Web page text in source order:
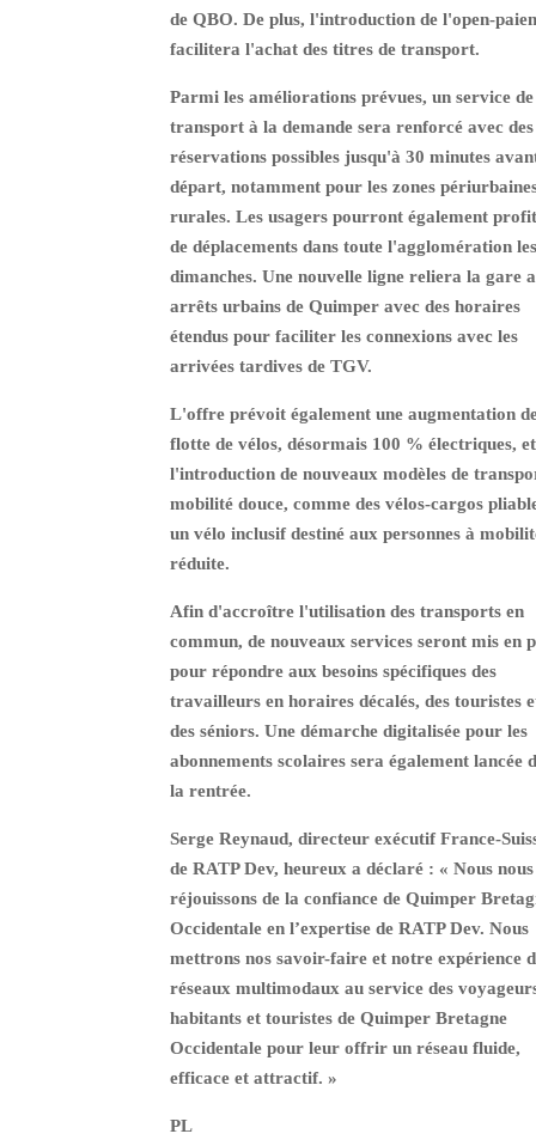
de QBO. De plus, l'introduction de l'open-
facilitera l'achat des titres de transport.
Parmi les améliorations prévues, un service de
transport à la demande sera renforcé avec des
réservations possibles jusqu'à 30 minutes
départ, notamment pour les zones
rurales. Les usagers pourront également
de déplacements dans toute l'agglomération les
dimanches. Une nouvelle ligne reliera la gare
arrêts urbains de Quimper avec des horaires
étendus pour faciliter les connexions avec les
arrivées tardives de TGV.
L'offre prévoit également une augmentation
flotte de vélos, désormais 100 % électriques, et
l'introduction de nouveaux modèles de
mobilité douce, comme des vélos-cargos
un vélo inclusif destiné aux personnes à
réduite.
Afin d'accroître l'utilisation des transports en
commun, de nouveaux services seront mis en
pour répondre aux besoins spécifiques des
travailleurs en horaires décalés, des touristes
des séniors. Une démarche digitalisée pour les
abonnements scolaires sera également lancée
la rentrée.
Serge Reynaud, directeur exécutif France-
de RATP Dev, heureux a déclaré : « Nous nous
réjouissons de la confiance de Quimper
Occidentale en l’expertise de RATP Dev. Nous
mettrons nos savoir-faire et notre expérience
réseaux multimodaux au service des
habitants et touristes de Quimper Bretagne
Occidentale pour leur offrir un réseau fluide,
efficace et attractif. »
PL